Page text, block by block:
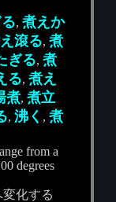
,煮えか
滾る,煮
ぎる,煮
る,煮え
煮,煮立
,沸く ,煮
from a
degrees
化する